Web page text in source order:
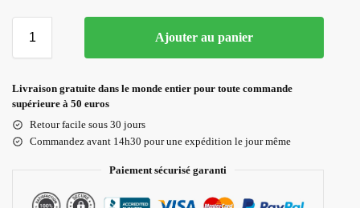
Ajouter au panier
Livraison gratuite dans le monde entier pour toute commande
supérieure à 50 euros
Retour facile sous 30 jours
Commandez avant 14h30 pour une expédition le jour même
Paiement sécurisé garanti